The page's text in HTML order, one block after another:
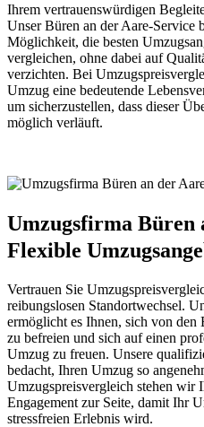
Ihrem vertrauenswürdigen
Unser Büren an der Aare-Service
Möglichkeit, die besten
vergleichen, ohne dabei auf
verzichten. Bei
Umzug eine bedeutende
um sicherzustellen, dass dieser
möglich verläuft.
Umzugsfirma Büren
Flexible
Vertrauen Sie
reibungslosen Standortwechsel.
ermöglicht es Ihnen, sich von den
zu befreien und sich auf einen
Umzug zu freuen. Unsere
bedacht, Ihren Umzug so
Umzugspreisvergleich stehen wir
Engagement zur Seite, damit Ihr
stressfreien Erlebnis wird.